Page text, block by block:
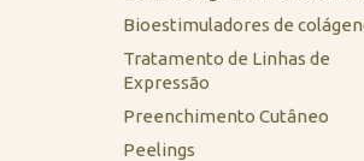
Bioestimuladores de
Tratamento de Linhas de
Expressão
Preenchimento Cutâneo
Peelings